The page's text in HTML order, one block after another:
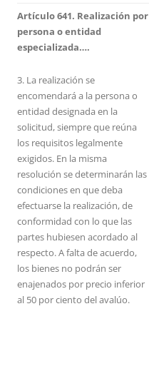
Artículo 641. Realización por
persona o entidad
especializada….
3. La realización se
encomendará a la persona o
entidad designada en la
solicitud, siempre que reúna
los requisitos legalmente
exigidos. En la misma
resolución se determinarán las
condiciones en que deba
efectuarse la realización, de
conformidad con lo que las
partes hubiesen acordado al
respecto. A falta de acuerdo,
los bienes no podrán ser
enajenados por precio inferior
al 50 por ciento del avalúo.